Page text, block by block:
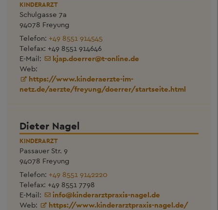
KINDERARZT
Schulgasse 7a
94078 Freyung
Telefon: +49 8551 914545
Telefax: +49 8551 914646
E-Mail:
kjap.doerrer@t-online.de
Web:
https://www.kinderaerzte-im-
netz.de/aerzte/freyung/doerrer/startseite.html
Dieter Nagel
KINDERARZT
Passauer Str. 9
94078 Freyung
Telefon: +49 8551 9142220
Telefax: +49 8551 7798
E-Mail:
info@kinderarztpraxis-nagel.de
Web:
https://www.kinderarztpraxis-nagel.de/